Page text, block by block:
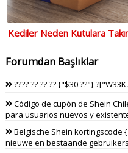
Kediler Neden Kutulara
Forumdan Başlıklar
???? ?? ?? ?? {"$30 ??"}
Código de cupón de Shein
para usuarios nuevos y
Belgische Shein kortingscode
nieuwe en bestaande gebruikers